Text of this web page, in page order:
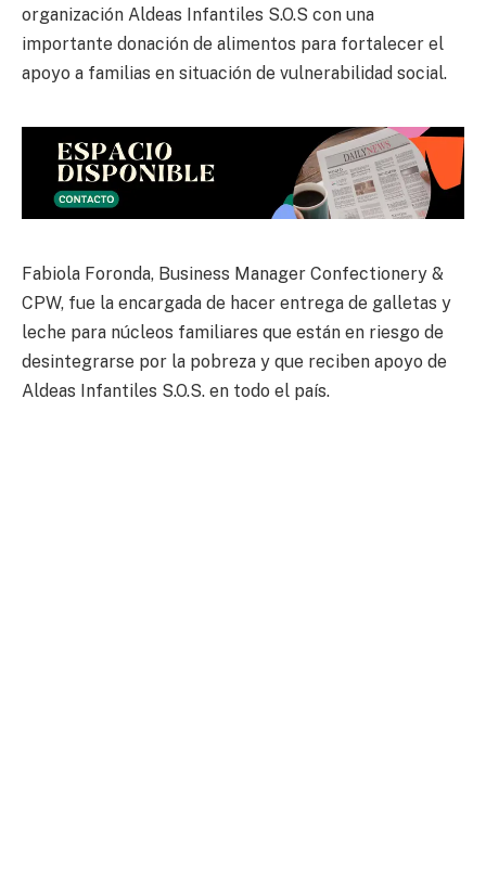
organización Aldeas Infantiles S.O.S con una
importante donación de alimentos para fortalecer el
apoyo a familias en situación de vulnerabilidad social.
Fabiola Foronda, Business Manager Confectionery &
CPW, fue la encargada de hacer entrega de galletas y
leche para núcleos familiares que están en riesgo de
desintegrarse por la pobreza y que reciben apoyo de
Aldeas Infantiles S.O.S. en todo el país.